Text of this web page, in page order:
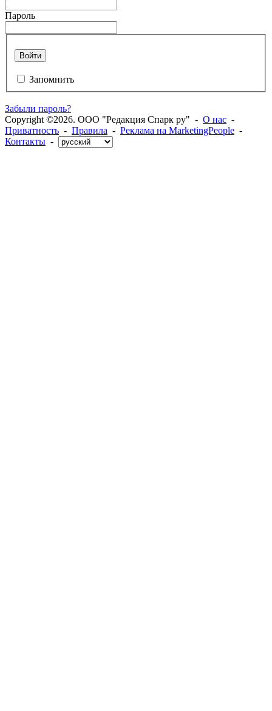
Пароль
Войти
Запомнить
Забыли пароль?
Copyright ©2026. ООО "Редакция Спарк ру" - О нас -
Приватность - Правила - Реклама на MarketingPeople -
Контакты -